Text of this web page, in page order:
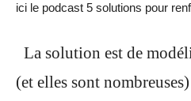
ici le podcast 5 solutions pour
La solution est de
(et elles sont